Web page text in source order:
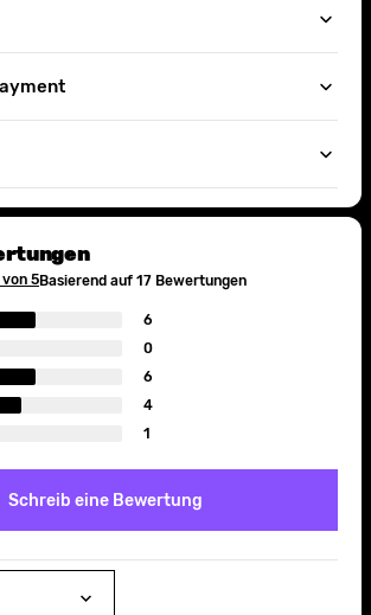
5Basierend auf 17 Bewertungen
6
0
6
4
1
Schreib eine Bewertung